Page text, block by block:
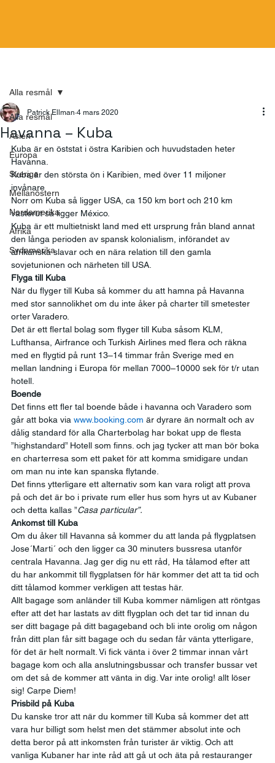
Alla resmål
Asien
Europa
Sverige
Mellanöstern
Nordamerika
Afrika
Sydamerika
Alla resmål
Havanna – Kuba
Patrick Ellman 4 mars 2020
Kuba är en öststat i östra Karibien och huvudstaden heter
Havanna.
Kuba är den största ön i Karibien, med över 11 miljoner
invånare
Norr om Kuba så ligger USA, ca 150 km bort och 210 km
västerut så ligger México.
Kuba är ett multietniskt land med ett ursprung från bland annat
den långa perioden av spansk kolonialism, införandet av
afrikanska slavar och en nära relation till den gamla
sovjetunionen och närheten till USA.
Flyga till Kuba
När du flyger till Kuba så kommer du att hamna på Havanna
med stor sannolikhet om du inte åker på charter till smetester
orter Varadero.
Det är ett flertal bolag som flyger till Kuba såsom KLM,
Lufthansa, Airfrance och Turkish Airlines med flera och räkna
med en flygtid på runt 13–14 timmar från Sverige med en
mellan landning i Europa för mellan 7000–10000 sek för t/r utan
hotell.
Boende
Det finns ett fler tal boende både i havanna och Varadero som
går att boka via www.booking.com är dyrare än normalt och av
dålig standard för alla Charterbolag har bokat upp de flesta
”highstandard” Hotell som finns. och jag tycker att man bör boka
en charterresa som ett paket för att komma smidigare undan
om man nu inte kan spanska flytande.
Det finns ytterligare ett alternativ som kan vara roligt att prova
på och det är bo i private rum eller hus som hyrs ut av Kubaner
och detta kallas ”Casa particular”.
Ankomst till Kuba
Om du åker till Havanna så kommer du att landa på flygplatsen
Jose´Marti´ och den ligger ca 30 minuters bussresa utanför
centrala Havanna. Jag ger dig nu ett råd, Ha tålamod efter att
du har ankommit till flygplatsen för här kommer det att ta tid och
ditt tålamod kommer verkligen att testas här.
Allt bagage som anländer till Kuba kommer nämligen att röntgas
efter att det har lastats av ditt flygplan och det tar tid innan du
ser ditt bagage på ditt bagageband och bli inte orolig om någon
från ditt plan får sitt bagage och du sedan får vänta ytterligare,
för det är helt normalt. Vi fick vänta i över 2 timmar innan vårt
bagage kom och alla anslutningsbussar och transfer bussar vet
om det så de kommer att vänta in dig. Var inte orolig! allt löser
sig! Carpe Diem!
Prisbild på Kuba
Du kanske tror att när du kommer till Kuba så kommer det att
vara hur billigt som helst men det stämmer absolut inte och
detta beror på att inkomsten från turister är viktig. Och att
vanliga Kubaner har inte råd att gå ut och äta på restauranger